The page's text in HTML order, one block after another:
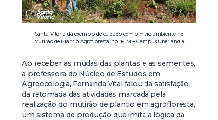
Santa Vitória dá exemplo de cuidado com o meio ambiente no
Mutirão de Plantio Agroflorestal no IFTM – Campus Uberlândia
Ao receber as mudas das plantas e as sementes,
a professora do Núcleo de Estudos em
Agroecologia, Fernanda Vital falou da satisfação
da retomada das atividades marcada pela
realização do mutirão de plantio em agrofloresta,
um sistema de produção que imita a lógica da